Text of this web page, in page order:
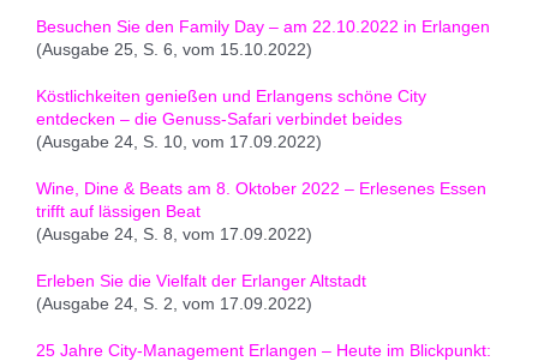
Besuchen Sie den Family Day – am 22.10.2022 in Erlangen
(Ausgabe 25, S. 6, vom 15.10.2022)
Köstlichkeiten genießen und Erlangens schöne City
entdecken – die Genuss-Safari verbindet beides
(Ausgabe 24, S. 10, vom 17.09.2022)
Wine, Dine & Beats am 8. Oktober 2022 – Erlesenes Essen
trifft auf lässigen Beat
(Ausgabe 24, S. 8, vom 17.09.2022)
Erleben Sie die Vielfalt der Erlanger Altstadt
(Ausgabe 24, S. 2, vom 17.09.2022)
25 Jahre City-Management Erlangen – Heute im Blickpunkt: